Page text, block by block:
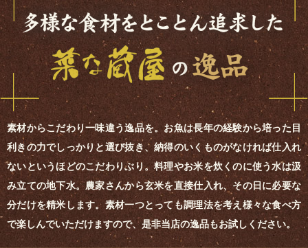
素材からこだわり一味違う逸品を。お魚は長年の経験から培った目
利きの力でしっかりと選び抜き、納得のいくものがなければ仕入れ
ないというほどのこだわりぶり。料理やお米を炊くのに使う水は汲
み立ての地下水。農家さんから玄米を直接仕入れ、その日に必要な
分だけを精米します。素材一つとっても調理法を考え様々な食べ方
で楽しんでいただけますので、是非当店の逸品もお試しください。